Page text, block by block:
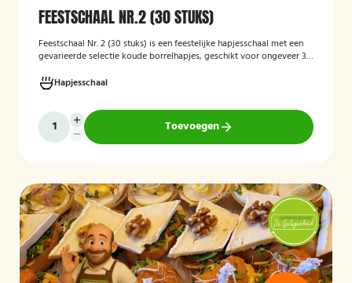
FEESTSCHAAL NR.2 (30 STUKS)
Feestschaal Nr. 2 (30 stuks) is een feestelijke hapjesschaal met een
gevarieerde selectie koude borrelhapjes, geschikt voor ongeveer 30
feestelijke gelegenheden en biedt een gemakkelijke, kant-en-klare
oplossing voor het serveren van smakelijke hapjes aan uw gasten.
Hapjesschaal
Toevoegen